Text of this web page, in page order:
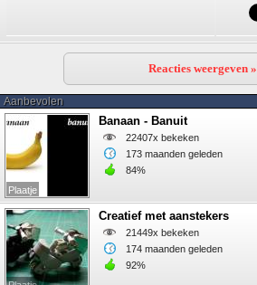
Reacties weergeven »
Aanbevolen
Plaatje
Banaan - Banuit
22407x bekeken
173 maanden geleden
84%
Creatief met aanstekers
21449x bekeken
174 maanden geleden
92%